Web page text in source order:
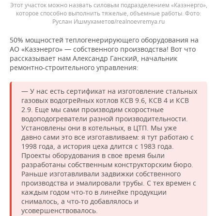
Этот участок можно назвать силовым подразделением «Казэнерго»,
которое способно выполнить тяжелые, объемные работы. Фото:
Руслан Ишмухаметов/realnoevremya.ru
50% мощностей теплогенерирующего оборудования на
АО «Казэнерго» — собственного производства! Вот что
рассказывает нам Александр Ганский, начальник
ремонтно-строительного управления:
— У нас есть сертификат на изготовление стальных
газовых водогрейных котлов КСВ 9.6, КСВ 4 и КСВ
2.9. Еще мы сами производим скоростные
водоподогреватели разной производительности.
Установлены они в котельных, в ЦТП. Мы уже
давно сами это все изготавливаем: я тут работаю с
1998 года, а история цеха длится с 1983 года.
Проекты оборудования в свое время были
разработаны собственным конструкторским бюро.
Раньше изготавливали задвижки собственного
производства и эмалировали трубы. С тех времен с
каждым годом что-то в линейке продукции
снималось, а что-то добавлялось и
усовершенствовалось.